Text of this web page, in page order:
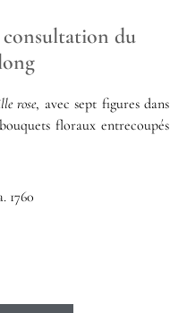
consultation du
rose, avec sept figures dans
floraux entrecoupés
1760